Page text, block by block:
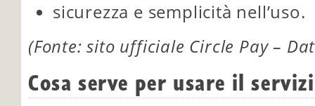
sicurezza e semplicità nell’uso.
(Fonte: sito ufficiale Circle Pay –
Cosa serve per usare il